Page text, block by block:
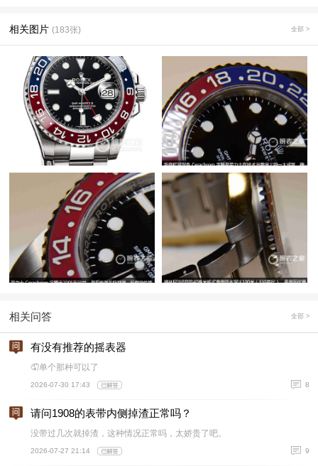
相关图片 (183张) 全部 >
相关问答 全部 >
有没有推荐的摇表器
🤦单个那种可以了
2026-07-30 17:43 8
请问1908的表带内侧掉渣正常吗？
没带过几次就掉渣，这种情况正常吗，太娇贵了吧。
2026-07-27 21:14 9